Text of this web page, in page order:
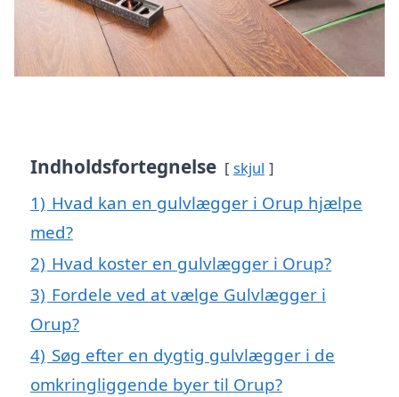
Indholdsfortegnelse skjul
1) Hvad kan en gulvlægger i Orup hjælpe
med?
2) Hvad koster en gulvlægger i Orup?
3) Fordele ved at vælge Gulvlægger i
Orup?
4) Søg efter en dygtig gulvlægger i de
omkringliggende byer til Orup?